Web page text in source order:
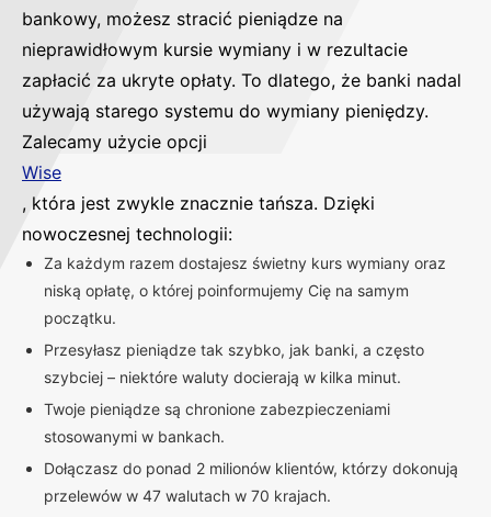
bankowy, możesz stracić pieniądze na
nieprawidłowym kursie wymiany i w rezultacie
zapłacić za ukryte opłaty. To dlatego, że banki nadal
używają starego systemu do wymiany pieniędzy.
Zalecamy użycie opcji
Wise
, która jest zwykle znacznie tańsza. Dzięki
nowoczesnej technologii:
Za każdym razem dostajesz świetny kurs wymiany oraz
niską opłatę, o której poinformujemy Cię na samym
początku.
Przesyłasz pieniądze tak szybko, jak banki, a często
szybciej – niektóre waluty docierają w kilka minut.
Twoje pieniądze są chronione zabezpieczeniami
stosowanymi w bankach.
Dołączasz do ponad 2 milionów klientów, którzy dokonują
przelewów w 47 walutach w 70 krajach.